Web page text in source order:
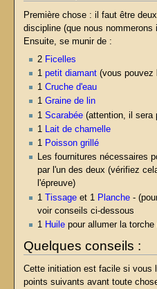
Première chose : il faut être
discipline (que nous
Ensuite, se munir de :
2 Ficelles
1 petit diamant (vous pouvez
1 Cruche d'eau
1 Graine de lin
1 Scarabée (attention, il sera
1 Lait de chamelle
1 Poisson grillé
Les fournitures nécessaires
par l'un des deux (vérifiez
l'épreuve)
1 Tissage et 1 Planche -
voir conseils ci-dessous
1 Huile pour allumer la torche
Quelques conseils :
Cette initiation est facile si vous
points suivants avant toute